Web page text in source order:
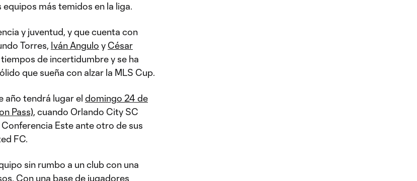
más temidos en la liga.
y juventud, y que cuenta con
Torres, Iván Angulo y César
de incertidumbre y se ha
que sueña con alzar la MLS Cup.
año tendrá lugar el domingo 24 de
Pass), cuando Orlando City SC
Este ante otro de sus
FC.
sin rumbo a un club con una
Con una base de jugadores